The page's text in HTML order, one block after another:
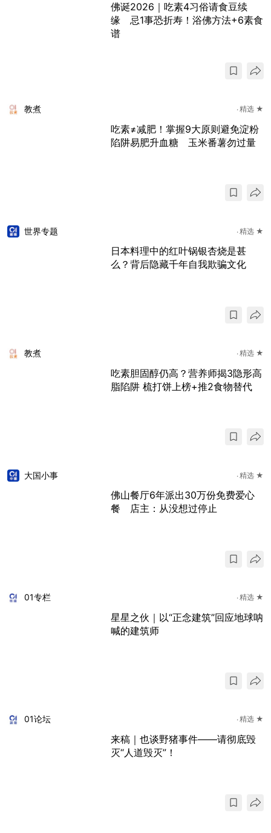
佛诞2026｜吃素4习俗请食豆续
缘 忌1事恐折寿！浴佛方法+6素食
谱
教煮 精选 ★
吃素≠减肥！掌握9大原则避免淀粉
陷阱易肥升血糖 玉米番薯勿过量
世界专题 精选 ★
日本料理中的红叶锅银杏烧是甚
么？背后隐藏千年自我欺骗文化
教煮 精选 ★
吃素胆固醇仍高？营养师揭3隐形高
脂陷阱 梳打饼上榜+推2食物替代
大国小事 精选 ★
佛山餐厅6年派出30万份免费爱心
餐 店主：从没想过停止
01专栏 精选 ★
星星之伙｜以“正念建筑”回应地球呐
喊的建筑师
01论坛 精选 ★
来稿｜也谈野猪事件——请彻底毁
灭“人道毁灭”！